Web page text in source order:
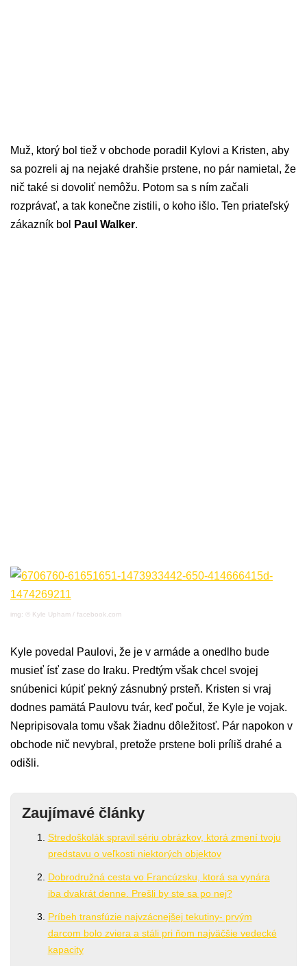
Muž, ktorý bol tiež v obchode poradil Kylovi a Kristen, aby
sa pozreli aj na nejaké drahšie prstene, no pár namietal, že
nič také si dovoliť nemôžu. Potom sa s ním začali
rozprávať, a tak konečne zistili, o koho išlo. Ten priateľský
zákazník bol
Paul Walker.
img: © Kyle Upham / facebook.com
Kyle povedal Paulovi, že je v armáde a onedlho bude
musieť ísť zase do Iraku. Predtým však chcel svojej
snúbenici kúpiť pekný zásnubný prsteň. Kristen si vraj
dodnes pamätá Paulovu tvár, keď počul, že Kyle je vojak.
Nepripisovala tomu však žiadnu dôležitosť. Pár napokon v
obchode nič nevybral, pretože prstene boli príliš drahé a
odišli.
Zaujímavé články
Stredoškolák spravil sériu obrázkov, ktorá zmení tvoju
predstavu o veľkosti niektorých objektov
Dobrodružná cesta vo Francúzsku, ktorá sa vynára
iba dvakrát denne. Prešli by ste sa po nej?
Príbeh transfúzie najvzácnejšej tekutiny- prvým
darcom bolo zviera a stáli pri ňom najväčšie vedecké
kapacity